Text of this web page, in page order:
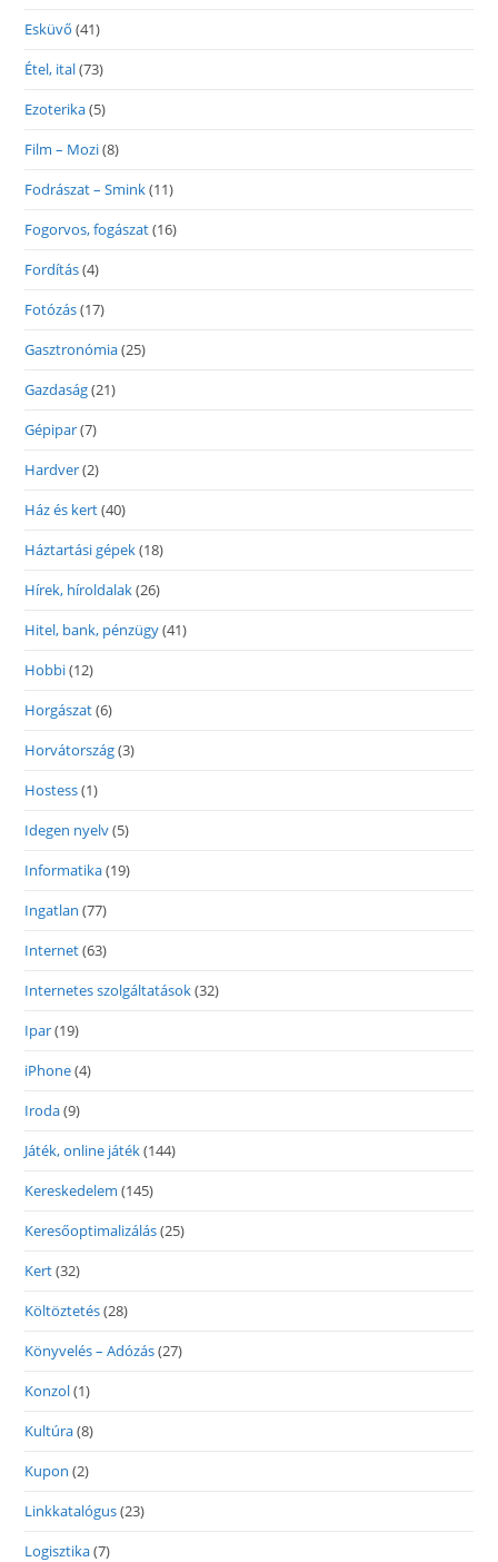
Esküvő (41)
Étel, ital(73)
Ezoterika(5)
Film – Mozi(8)
Fodrászat – Smink(11)
Fogorvos, fogászat(16)
Fordítás(4)
Fotózás(17)
Gasztronómia(25)
Gazdaság(21)
Gépipar(7)
Hardver(2)
Ház és kert(40)
Háztartási gépek(18)
Hírek, híroldalak(26)
Hitel, bank, pénzügy(41)
Hobbi(12)
Horgászat(6)
Horvátország(3)
Hostess(1)
Idegen nyelv(5)
Informatika(19)
Ingatlan (77)
Internet(63)
Internetes szolgáltatások(32)
Ipar(19)
iPhone(4)
Iroda(9)
Játék, online játék(144)
Kereskedelem (145)
Keresőoptimalizálás(25)
Kert(32)
Költöztetés(28)
Könyvelés – Adózás(27)
Konzol(1)
Kultúra(8)
Kupon (2)
Linkkatalógus(23)
Logisztika(7)